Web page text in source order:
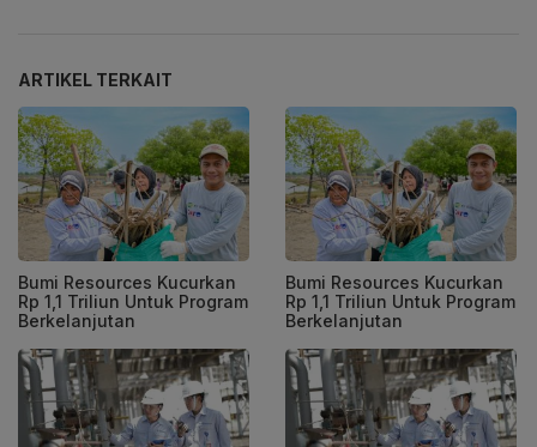
ARTIKEL TERKAIT
Bumi Resources Kucurkan
Rp 1,1 Triliun Untuk Program
Berkelanjutan
Bumi Resources Kucurkan
Rp 1,1 Triliun Untuk Program
Berkelanjutan